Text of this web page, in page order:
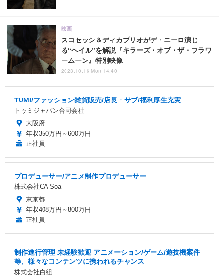
スコセッシ＆ディカプリオがデ・ニーロ演じ
る“ヘイル”を解説『キラーズ・オブ・ザ・フラワ
ームーン』特別映像
映画
2023.10.16 Mon 14:40
TUMI/ファッション雑貨販売/店長・サブ/福利厚生充実
トゥミジャパン合同会社
大阪府
年収350万円～600万円
正社員
プロデューサー/アニメ制作プロデューサー
株式会社CA Soa
東京都
年収408万円～800万円
正社員
制作進行管理 未経験歓迎 アニメーション/ゲーム/遊技機案件
等、様々なコンテンツに携われるチャンス
株式会社白組